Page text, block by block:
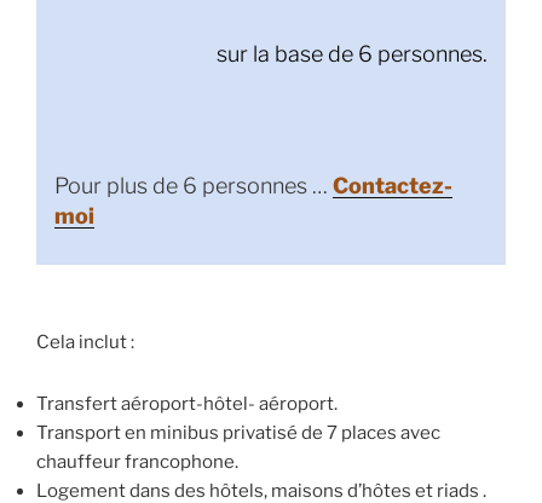
sur la base de 6 personnes.
Pour plus de 6 personnes … Contactez-
moi
Cela inclut :
Transfert aéroport-hôtel- aéroport.
Transport en minibus privatisé de 7 places avec
chauffeur francophone.
Logement dans des hôtels, maisons d’hôtes et riads .